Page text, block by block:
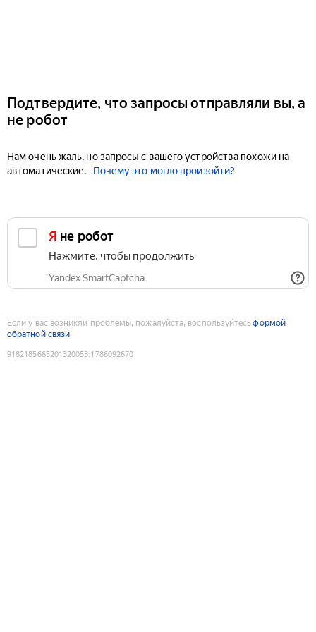
Подтвердите, что запросы отправляли вы, а
не робот
Нам очень жаль, но запросы с вашего устройства похожи на
автоматические.
Почему это могло произойти?
Я не робот
Нажмите, чтобы продолжить
Yandex SmartCaptcha
Если у вас возникли проблемы, пожалуйста, воспользуйтесьформой
обратной связи
9182185665201320053:1786092670